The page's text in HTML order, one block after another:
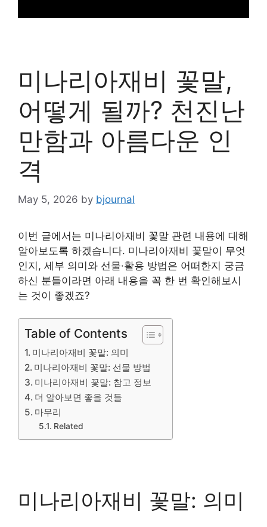
미나리아재비 꽃말,
어떻게 될까? 천진난
만함과 아름다운 인
격
May 5, 2026 by bjournal
이번 글에서는 미나리아재비 꽃말 관련 내용에 대해
알아보도록 하겠습니다. 미나리아재비 꽃말이 무엇
인지, 세부 의미와 선물·활용 방법은 어떠한지 궁금
하신 분들이라면 아래 내용을 꼭 한 번 확인해보시
는 것이 좋겠죠?
Table of Contents
미나리아재비 꽃말: 의미
미나리아재비 꽃말: 선물 방법
미나리아재비 꽃말: 참고 정보
더 알아보면 좋을 것들
마무리
Related
미나리아재비 꽃말: 의미